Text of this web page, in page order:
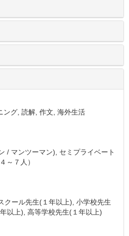
ング, 読解, 作文, 海外生活
/ マンツーマン), セミプライベート
～７人）
クール先生(１年以上), 小学校先生
以上), 高等学校先生(１年以上)